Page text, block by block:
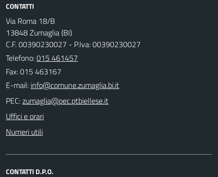
CONTATTI
Via Roma 18/B
13848 Zumaglia (BI)
C.F. 00390230027 - P.Iva: 00390230027
Telefono:015 461457
Fax: 015 463167
E-mail:
PEC:
Uffici e orari
Numeri utili
CONTATTI D.P.O.